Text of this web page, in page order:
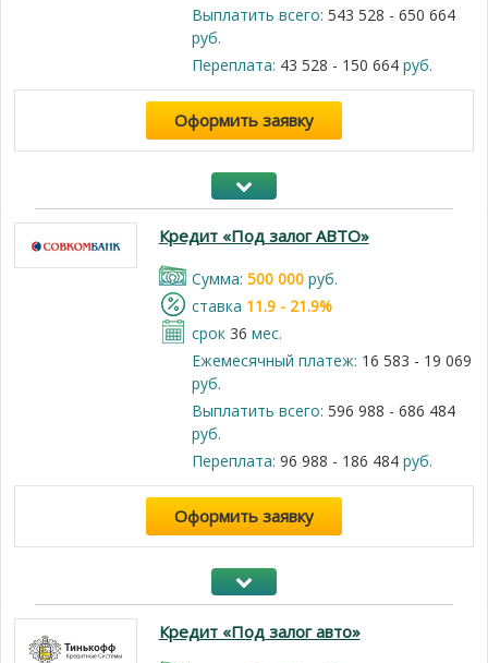
Выплатить всего: 543 528 - 650 664
руб.
Переплата: 43 528 - 150 664руб.
Оформить заявку
Кредит «Под залог АВТО»
Cумма: 500 000руб.
cтавка 11.9 - 21.9%
срок 36 мес.
Ежемесячный платеж: 16 583 - 19 069
руб.
Выплатить всего: 596 988 - 686 484
руб.
Переплата: 96 988 - 186 484руб.
Оформить заявку
Кредит «Под залог авто»